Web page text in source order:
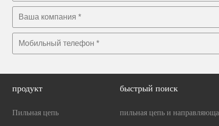
продукт
Пильная цепь
быстрый поиск
пильная цепь и